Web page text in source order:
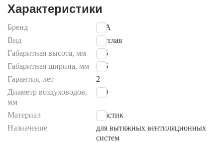
Характеристики
Бренд
ЭРА
Вид
круглая
Габаритная высота, мм
136
Габаритная ширина, мм
136
Гарантия, лет
2
Диаметр воздуховодов,
мм
100
Материал
пластик
Назначение
для вытяжных вентиляционных
систем